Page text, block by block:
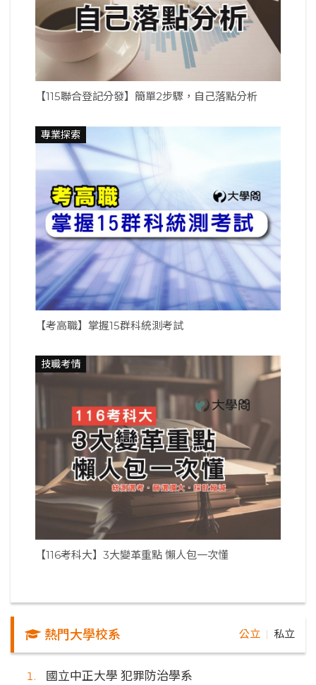
【115聯合登記分發】簡單2步驟，自己落點分析
專業探索
【考高職】掌握15群科統測考試
技職考情
【116考科大】3大變革重點 懶人包一次懂
熱門大學校系 公立 私立
國立中正大學 犯罪防治學系